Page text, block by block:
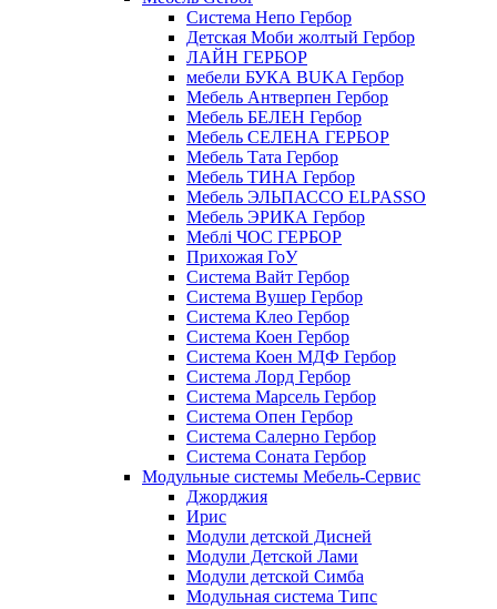
Cистема Непо Гербор
Детская Моби жолтый Гербор
ЛАЙН ГЕРБОР
мебели БУКА BUKA Гербор
Мебель Антверпен Гербор
Мебель БЕЛЕН Гербор
Мебель СЕЛЕНА ГЕРБОР
Мебель Тата Гербор
Мебель ТИНА Гербор
Мебель ЭЛЬПАССО ELPASSO
Мебель ЭРИКА Гербор
Меблі ЧОС ГЕРБОР
Прихожая ГоУ
Система Вайт Гербор
Система Вушер Гербор
Система Клео Гербор
Система Коен Гербор
Система Коен МДФ Гербор
Система Лорд Гербор
Система Марсель Гербор
Система Опен Гербор
Система Салерно Гербор
Система Соната Гербор
Модульные системы Мебель-Сервис
Джорджия
Ирис
Модули детской Дисней
Модули Детской Лами
Модули детской Симба
Модульная система Типс